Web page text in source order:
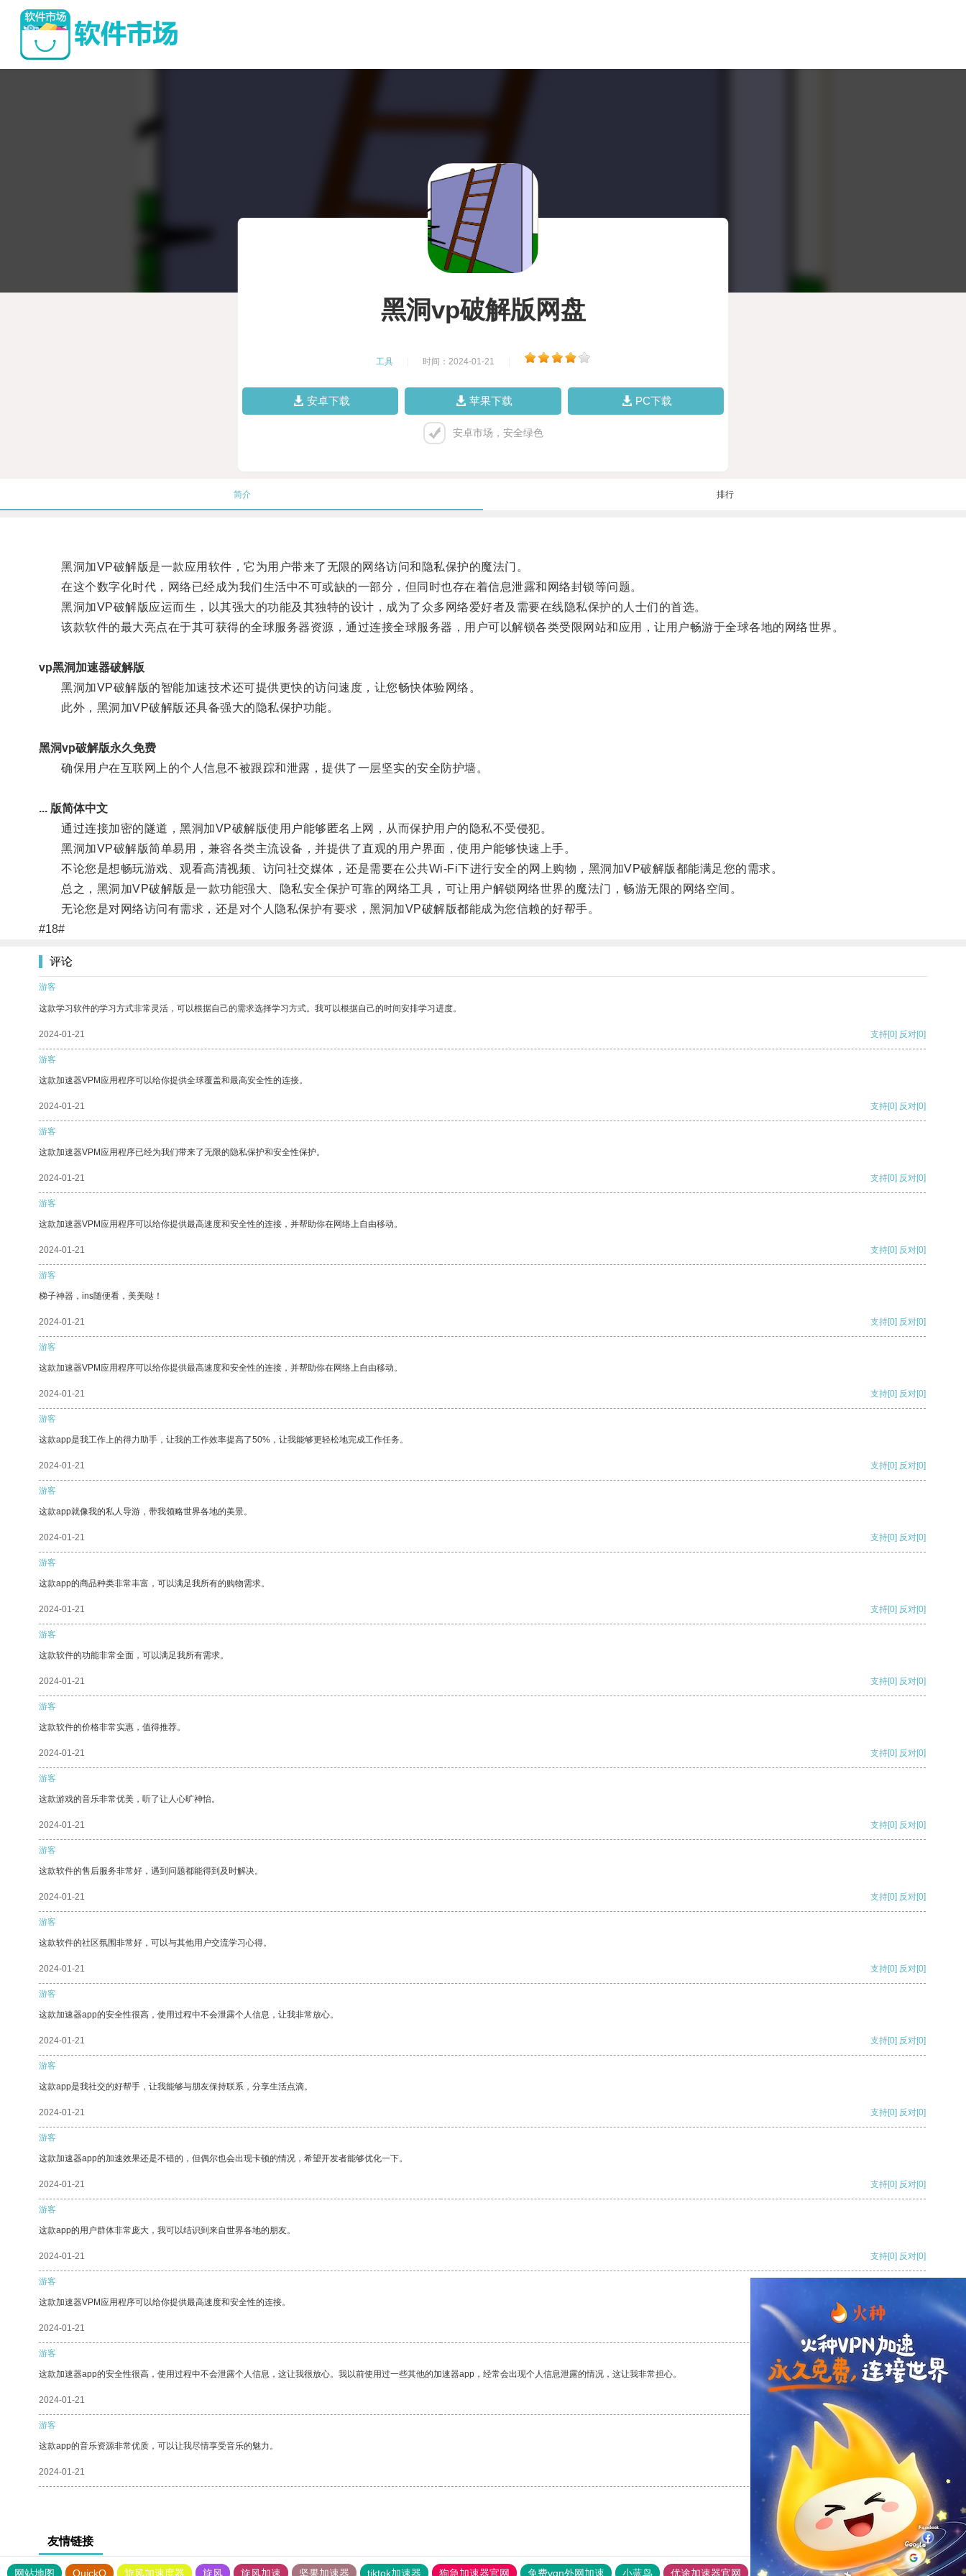
黑洞vp破解版网盘
工具 时间：2024-01-21
安卓下载 苹果下载 PC下载
安卓市场，安全绿色
简介 排行
黑洞加VP破解版是一款应用软件，它为用户带来了无限的网络访问和隐私保护的魔法门。
在这个数字化时代，网络已经成为我们生活中不可或缺的一部分，但同时也存在着信息泄露和网络封锁等问题。
黑洞加VP破解版应运而生，以其强大的功能及其独特的设计，成为了众多网络爱好者及需要在线隐私保护的人士们的首选。
该款软件的最大亮点在于其可获得的全球服务器资源，通过连接全球服务器，用户可以解锁各类受限网站和应用，让用户畅游于全球各地的网络世界。
vp黑洞加速器破解版
黑洞加VP破解版的智能加速技术还可提供更快的访问速度，让您畅快体验网络。
此外，黑洞加VP破解版还具备强大的隐私保护功能。
黑洞vp破解版永久免费
确保用户在互联网上的个人信息不被跟踪和泄露，提供了一层坚实的安全防护墙。
... 版简体中文
通过连接加密的隧道，黑洞加VP破解版使用户能够匿名上网，从而保护用户的隐私不受侵犯。
黑洞加VP破解版简单易用，兼容各类主流设备，并提供了直观的用户界面，使用户能够快速上手。
不论您是想畅玩游戏、观看高清视频、访问社交媒体，还是需要在公共Wi-Fi下进行安全的网上购物，黑洞加VP破解版都能满足您的需求。
总之，黑洞加VP破解版是一款功能强大、隐私安全保护可靠的网络工具，可让用户解锁网络世界的魔法门，畅游无限的网络空间。
无论您是对网络访问有需求，还是对个人隐私保护有要求，黑洞加VP破解版都能成为您信赖的好帮手。
#18#
评论
游客
这款学习软件的学习方式非常灵活，可以根据自己的需求选择学习方式。我可以根据自己的时间安排学习进度。
2024-01-21 支持[0] 反对[0]
游客
这款加速器VPM应用程序可以给你提供全球覆盖和最高安全性的连接。
2024-01-21 支持[0] 反对[0]
游客
这款加速器VPM应用程序已经为我们带来了无限的隐私保护和安全性保护。
2024-01-21 支持[0] 反对[0]
游客
这款加速器VPM应用程序可以给你提供最高速度和安全性的连接，并帮助你在网络上自由移动。
2024-01-21 支持[0] 反对[0]
游客
梯子神器，ins随便看，美美哒！
2024-01-21 支持[0] 反对[0]
游客
这款加速器VPM应用程序可以给你提供最高速度和安全性的连接，并帮助你在网络上自由移动。
2024-01-21 支持[0] 反对[0]
游客
这款app是我工作上的得力助手，让我的工作效率提高了50%，让我能够更轻松地完成工作任务。
2024-01-21 支持[0] 反对[0]
游客
这款app就像我的私人导游，带我领略世界各地的美景。
2024-01-21 支持[0] 反对[0]
游客
这款app的商品种类非常丰富，可以满足我所有的购物需求。
2024-01-21 支持[0] 反对[0]
游客
这款软件的功能非常全面，可以满足我所有需求。
2024-01-21 支持[0] 反对[0]
游客
这款软件的价格非常实惠，值得推荐。
2024-01-21 支持[0] 反对[0]
游客
这款游戏的音乐非常优美，听了让人心旷神怡。
2024-01-21 支持[0] 反对[0]
游客
这款软件的售后服务非常好，遇到问题都能得到及时解决。
2024-01-21 支持[0] 反对[0]
游客
这款软件的社区氛围非常好，可以与其他用户交流学习心得。
2024-01-21 支持[0] 反对[0]
游客
这款加速器app的安全性很高，使用过程中不会泄露个人信息，让我非常放心。
2024-01-21 支持[0] 反对[0]
游客
这款app是我社交的好帮手，让我能够与朋友保持联系，分享生活点滴。
2024-01-21 支持[0] 反对[0]
游客
这款加速器app的加速效果还是不错的，但偶尔也会出现卡顿的情况，希望开发者能够优化一下。
2024-01-21 支持[0] 反对[0]
游客
这款app的用户群体非常庞大，我可以结识到来自世界各地的朋友。
2024-01-21 支持[0] 反对[0]
游客
这款加速器VPM应用程序可以给你提供最高速度和安全性的连接。
2024-01-21
游客
这款加速器app的安全性很高，使用过程中不会泄露个人信息，这让我很放心。我以前使用过一些其他的加速器app，经常会出现个人信息泄露的情况，这让我非常担心。
2024-01-21 反对
游客
这款app的音乐资源非常优质，可以让我尽情享受音乐的魅力。
2024-01-21 反对[0]
友情链接
网站地图 QuickQ 旋风加速度器 旋风 旋风加速 坚果加速器 tiktok加速器 狗急加速器官网 免费vqn外网加速 小蓝鸟 优途加速器官网 风驰加速器 旋风加速器 八戒看书